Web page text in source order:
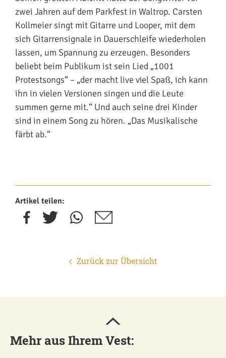
zwei Jahren auf dem Parkfest in Waltrop. Carsten
Kollmeier singt mit Gitarre und Looper, mit dem
sich Gitarrensignale in Dauerschleife wiederholen
lassen, um Spannung zu erzeugen. Besonders
beliebt beim Publikum ist sein Lied „1001
Protestsongs“ – „der macht live viel Spaß, ich kann
ihn in vielen Versionen singen und die Leute
summen gerne mit.“ Und auch seine drei Kinder
sind in einem Song zu hören. „Das Musikalische
färbt ab.“
Artikel teilen:
Zurück zur Übersicht
Mehr aus Ihrem Vest: